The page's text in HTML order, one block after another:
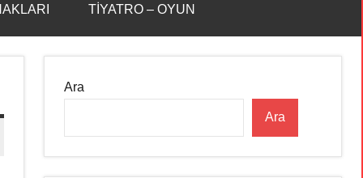
TİYATRO – OYUN
Ara
Ara